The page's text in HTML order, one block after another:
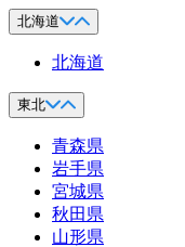
北海道
北海道
東北
青森県
岩手県
宮城県
秋田県
山形県